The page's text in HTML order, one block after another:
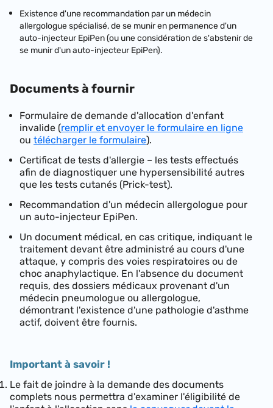
Existence d'une recommandation par un médecin
allergologue spécialisé, de se munir en permanence d'un
auto-injecteur EpiPen (ou une considération de s'abstenir de
se munir d'un auto-injecteur EpiPen).
Documents à fournir
Formulaire de demande d'allocation d'enfant
invalide (remplir et envoyer le formulaire en ligne
ou télécharger le formulaire).
Certificat de tests d'allergie – les tests effectués
afin de diagnostiquer une hypersensibilité autres
que les tests cutanés (Prick-test).
Recommandation d'un médecin allergologue pour
un auto-injecteur EpiPen.
Un document médical, en cas critique, indiquant le
traitement devant être administré au cours d'une
attaque, y compris des voies respiratoires ou de
choc anaphylactique. En l'absence du document
requis, des dossiers médicaux provenant d'un
médecin pneumologue ou allergologue,
démontrant l'existence d'une pathologie d'asthme
actif, doivent être fournis.
Important à savoir !
Le fait de joindre à la demande des documents
complets nous permettra d'examiner l'éligibilité de